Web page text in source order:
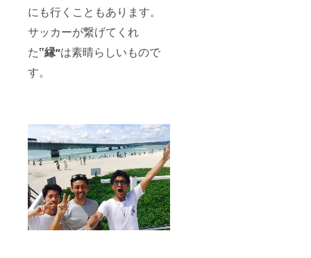
にも行くこともあります。
サッカーが繋げてくれ
た‟縁″は素晴らしいもので
す。